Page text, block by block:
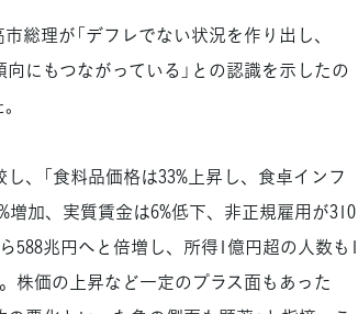
理が「デフレでない状況を作り出し、
にもつながっている」との認識を示したの
、「食料品価格は33%上昇し、食卓インフ
加、実質賃金は6%低下、非正規雇用が310
588兆円へと倍増し、所得1億円超の人数も1
株価の上昇など一定のプラス面もあった